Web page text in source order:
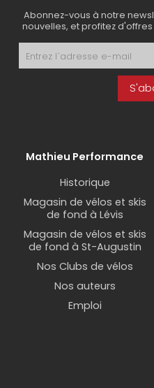
Abonnez-vous à notre
nouvelles, et profitez
Mathieu Performance
Historique
Magasin de vélos et skis
de fond à Lévis
Magasin de vélos et skis
de fond à St-Augustin
Nos Clubs de vélos
Nos auteurs
Emploi